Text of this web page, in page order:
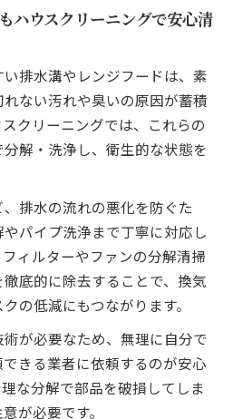
ハウスクリーニングで安心清
排水溝やレンジフードは、素
ない汚れや臭いの原因が蓄積
クリーニングでは、これらの
解・洗浄し、衛生的な状態を
排水の流れの悪化を防ぐた
パイプ洗浄まで丁寧に対応し
ィルターやファンの分解清掃
底的に除去することで、換気
の低減にもつながります。
が必要なため、無理に自分で
きる業者に依頼するのが安心
な分解で部品を破損してしま
が必要です。